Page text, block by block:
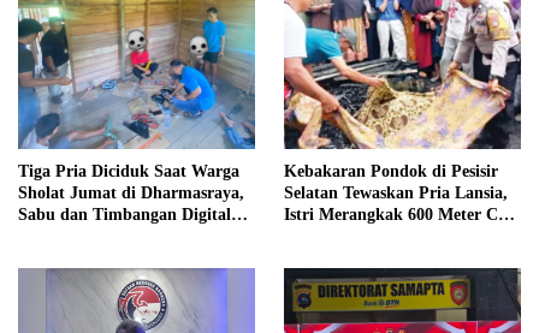
Tiga Pria Diciduk Saat Warga
Sholat Jumat di Dharmasraya,
Sabu dan Timbangan Digital
Kebakaran Pondok di Pesisir
Selatan Tewaskan Pria Lansia,
Istri Merangkak 600 Meter Cari